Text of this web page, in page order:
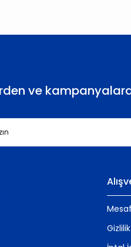
Gönder
ve